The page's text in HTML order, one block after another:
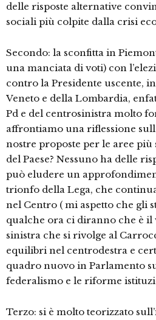
delle risposte alternative
sociali più colpite dalla crisi
Secondo: la sconfitta in
una manciata di voti) con
contro la Presidente uscente,
Veneto e della Lombardia,
Pd e del centrosinistra molto
affrontiamo una riflessione
nostre proposte per le aree
del Paese? Nessuno ha delle
può eludere un
trionfo della Lega, che
nel Centro ( mi aspetto che gli
qualche ora ci diranno che è il
sinistra che si rivolge al
equilibri nel centrodestra e
quadro nuovo in Parlamento
federalismo e le riforme
Terzo: si è molto teorizzato